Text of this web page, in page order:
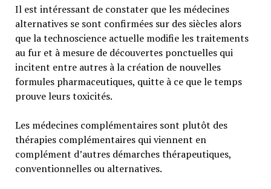
Il est intéressant de constater que les médecines
alternatives se sont confirmées sur des siècles alors
que la technoscience actuelle modifie les traitements
au fur et à mesure de découvertes ponctuelles qui
incitent entre autres à la création de nouvelles
formules pharmaceutiques, quitte à ce que le temps
prouve leurs toxicités.
Les médecines complémentaires sont plutôt des
thérapies complémentaires qui viennent en
complément d’autres démarches thérapeutiques,
conventionnelles ou alternatives.